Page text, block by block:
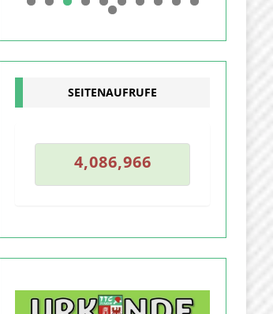
0
1
SEITENAUFRUFE
4
4
,
,
0
0
8
8
6
6
,
,
9
9
6
66
5